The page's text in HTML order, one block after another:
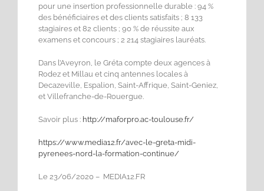
pour une insertion professionnelle durable : 94 %
des bénéficiaires et des clients satisfaits ; 8 133
stagiaires et 82 clients ; 90 % de réussite aux
examens et concours ; 2 214 stagiaires lauréats.
Dans l’Aveyron, le Gréta compte deux agences à
Rodez et Millau et cinq antennes locales à
Decazeville, Espalion, Saint-Affrique, Saint-Geniez,
et Villefranche-de-Rouergue.
Savoir plus : http://maforpro.ac-toulouse.fr/
https://www.media12.fr/avec-le-greta-midi-
pyrenees-nord-la-formation-continue/
Le 23/06/2020 – MEDIA12.FR